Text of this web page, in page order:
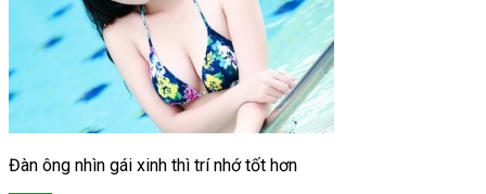
Đàn ông nhìn gái xinh thì trí nhớ tốt hơn